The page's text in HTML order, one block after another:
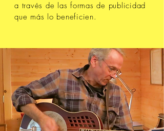
a través de las formas de publicidad
que más lo beneficien.